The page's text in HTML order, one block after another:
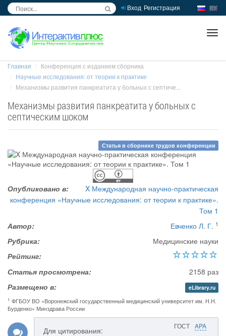
Вход Регистрация
Главная
Конференция с изданием сборника
Научные исследования: от теории к практике
Механизмы развития панкреатита у больных с септиче...
Механизмы развития панкреатита у больных с
септическим шоком
Статья в сборнике трудов конференции
Опубликовано в:
X Международная научно-практическая
конференция «Научные исследования: от теории к практике».
Том 1
Автор:
Евченко Л. Г. 1
Рубрика:
Медицинские науки
Рейтинг:
Статья просмотрена:
2158 раз
Размещено в:
eLibrary.ru
1 ФГБОУ ВО «Воронежский государственный медицинский университет им. Н.Н.
Бурденко» Минздрава России
ГОСТ APA
Для цитирования: